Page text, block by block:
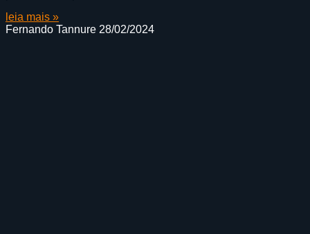
leia mais »
Fernando Tannure 28/02/2024